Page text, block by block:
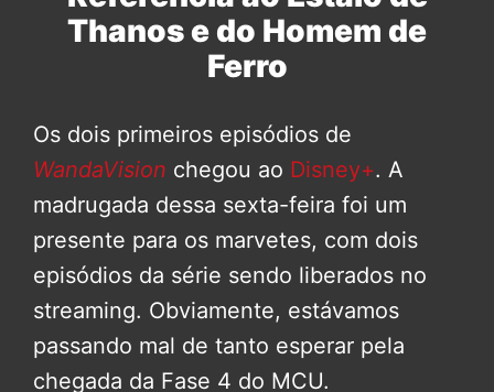
Thanos e do Homem de
Ferro
Os dois primeiros episódios de
WandaVision chegou ao Disney+. A
madrugada dessa sexta-feira foi um
presente para os marvetes, com dois
episódios da série sendo liberados no
streaming. Obviamente, estávamos
passando mal de tanto esperar pela
chegada da Fase 4 do MCU.